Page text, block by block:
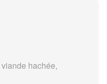
hachée,